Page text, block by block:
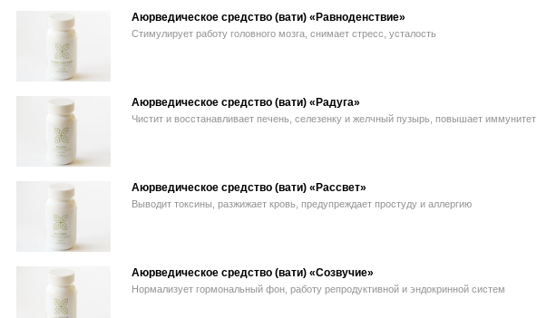
Аюрведическое средство (вати) «Равноденствие»
Стимулирует работу головного мозга, снимает стресс, усталость
Аюрведическое средство (вати) «Радуга»
Чистит и восстанавливает печень, селезенку и желчный пузырь, повышает иммунитет
Аюрведическое средство (вати) «Рассвет»
Выводит токсины, разжижает кровь, предупреждает простуду и аллергию
Аюрведическое средство (вати) «Созвучие»
Нормализует гормональный фон, работу репродуктивной и эндокринной систем